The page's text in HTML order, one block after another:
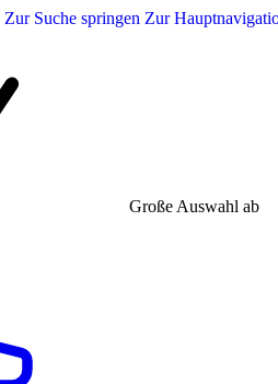
Zur Suche springen Zur
Große Auswahl ab